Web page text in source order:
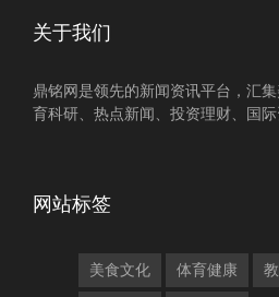
关于我们
鼎铭网是领先的新闻资讯平台，汇
育科研、热点新闻、投资理财、国
网站标签
美食文化 体育健康